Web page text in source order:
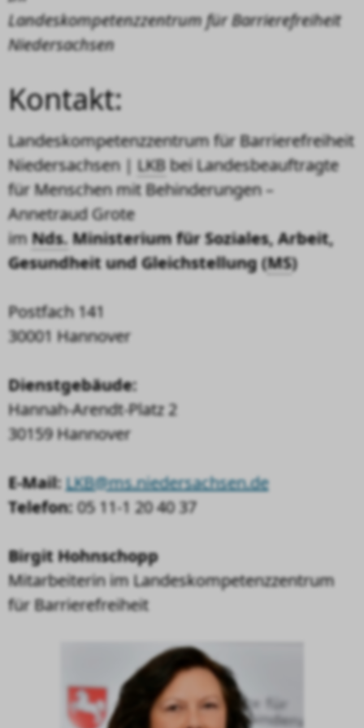
Landeskompetenzzentrum für Barrierefreiheit
Niedersachsen
Kontakt:
Landeskompetenzzentrum für Barrierefreiheit
Niedersachsen | LKBbei Landesbeauftragte
für Menschen mit Behinderungen –
Annetraud Grote
imNds.Ministerium für Soziales, Arbeit,
Gesundheit und Gleichstellung (MS)
Postfach 141
30001 Hannover
Dienstgebäude:
Hannah-Arendt-Platz 2
30159 Hannover
E-Mail:LKB@ms.niedersachsen.de
Telefon:05 11-1 20 40 37
Birgit Hohnschopp
Mitarbeiterin im Landeskompetenzzentrum
für Barrierefreiheit